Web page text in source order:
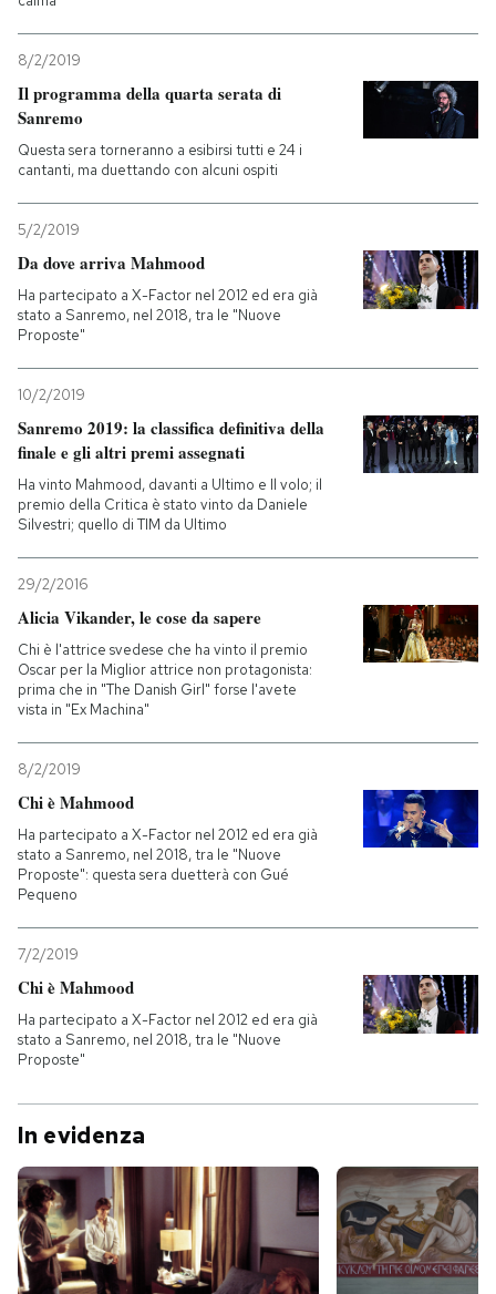
8/2/2019
Il programma della quarta serata di
Sanremo
Questa sera torneranno a esibirsi tutti e 24 i
cantanti, ma duettando con alcuni ospiti
5/2/2019
Da dove arriva Mahmood
Ha partecipato a X-Factor nel 2012 ed era già
stato a Sanremo, nel 2018, tra le "Nuove
Proposte"
10/2/2019
Sanremo 2019: la classifica definitiva della
finale e gli altri premi assegnati
Ha vinto Mahmood, davanti a Ultimo e Il volo; il
premio della Critica è stato vinto da Daniele
Silvestri; quello di TIM da Ultimo
29/2/2016
Alicia Vikander, le cose da sapere
Chi è l'attrice svedese che ha vinto il premio
Oscar per la Miglior attrice non protagonista:
prima che in "The Danish Girl" forse l'avete
vista in "Ex Machina"
8/2/2019
Chi è Mahmood
Ha partecipato a X-Factor nel 2012 ed era già
stato a Sanremo, nel 2018, tra le "Nuove
Proposte": questa sera duetterà con Gué
Pequeno
7/2/2019
Chi è Mahmood
Ha partecipato a X-Factor nel 2012 ed era già
stato a Sanremo, nel 2018, tra le "Nuove
Proposte"
In evidenza